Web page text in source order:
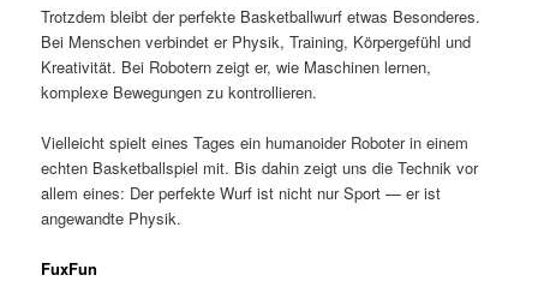
Trotzdem bleibt der perfekte Basketballwurf etwas Besonderes.
Bei Menschen verbindet er Physik, Training, Körpergefühl und
Kreativität. Bei Robotern zeigt er, wie Maschinen lernen,
komplexe Bewegungen zu kontrollieren.
Vielleicht spielt eines Tages ein humanoider Roboter in einem
echten Basketballspiel mit. Bis dahin zeigt uns die Technik vor
allem eines: Der perfekte Wurf ist nicht nur Sport — er ist
angewandte Physik.
FuxFun